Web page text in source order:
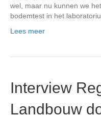
wel, maar nu kunnen we
bodemtest in het
Lees meer
Interview
Landbouw